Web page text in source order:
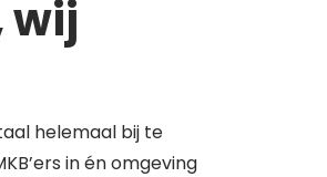
wij
helemaal bij te
in én omgeving